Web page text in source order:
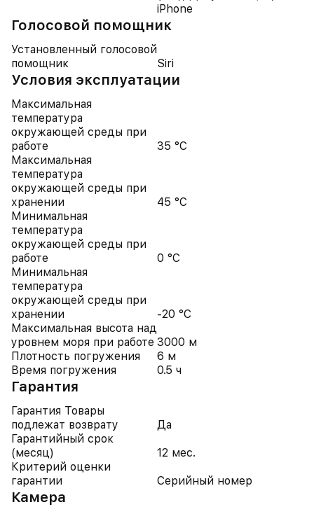
iPhone
Голосовой помощник
Установленный голосовой
помощник
Siri
Условия эксплуатации
Максимальная
температура
окружающей среды при
работе
35 °C
Максимальная
температура
окружающей среды при
хранении
45 °C
Минимальная
температура
окружающей среды при
работе
0 °C
Минимальная
температура
окружающей среды при
хранении
-20 °C
Максимальная высота над
уровнем моря при работе 3000 м
Плотность погружения
6 м
Время погружения
0.5 ч
Гарантия
Гарантия Товары
подлежат возврату
Да
Гарантийный срок
(месяц)
12 мес.
Критерий оценки
гарантии
Серийный номер
Камера